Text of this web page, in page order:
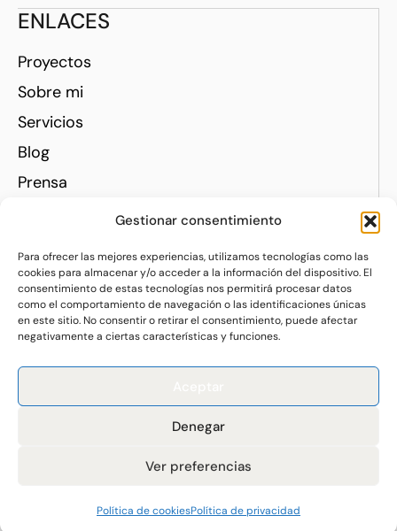
Gestionar consentimiento
Para ofrecer las mejores experiencias, utilizamos tecnologías como las
cookies para almacenar y/o acceder a la información del dispositivo. El
consentimiento de estas tecnologías nos permitirá procesar datos
como el comportamiento de navegación o las identificaciones únicas
en este sitio. No consentir o retirar el consentimiento, puede afectar
negativamente a ciertas características y funciones.
Denegar
Ver preferencias
Política de cookiesPolítica de privacidad
ENLACES
Proyectos
Sobre mi
Servicios
Blog
Prensa
Instagram
Linkedin
Política de privacidad|
Blackstone Barcelona